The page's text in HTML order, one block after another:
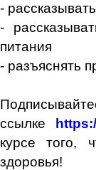
-
-
питания
- разъяснять
ссылке
курсе того,
здоровья!